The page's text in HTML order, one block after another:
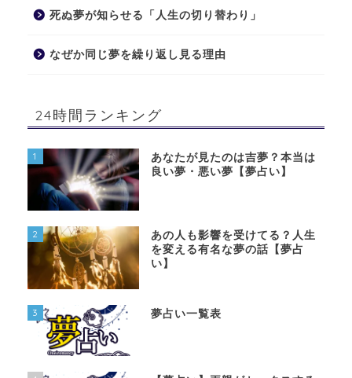
死ぬ夢が知らせる「人生の切り替わり」
なぜか同じ夢を繰り返し見る理由
24時間ランキング
1
あなたが見たのは吉夢？本当は
良い夢・悪い夢【夢占い】
2
あの人も影響を受けてる？人生
を変える有名な夢の話【夢占
い】
3 夢占い一覧表